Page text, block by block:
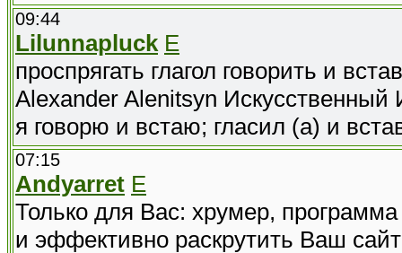
09:44
Lilunnapluck E
проспрягать глагол говорить и
Alexander Alenitsyn Искусственный
я говорю и встаю; гласил (а) и
07:15
Andyarret E
Только для Вас: хрумер,
и эффективно раскрутить Ваш